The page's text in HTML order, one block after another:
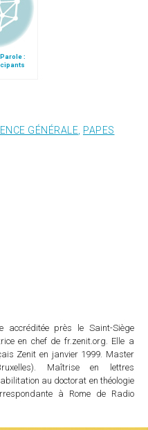
:
GÉNÉRALE, PAPES
accréditée près le Saint-Siège
en chef de fr.zenit.org. Elle a
Zenit en janvier 1999. Master
Maîtrise en lettres
au doctorat en théologie
à Rome de Radio